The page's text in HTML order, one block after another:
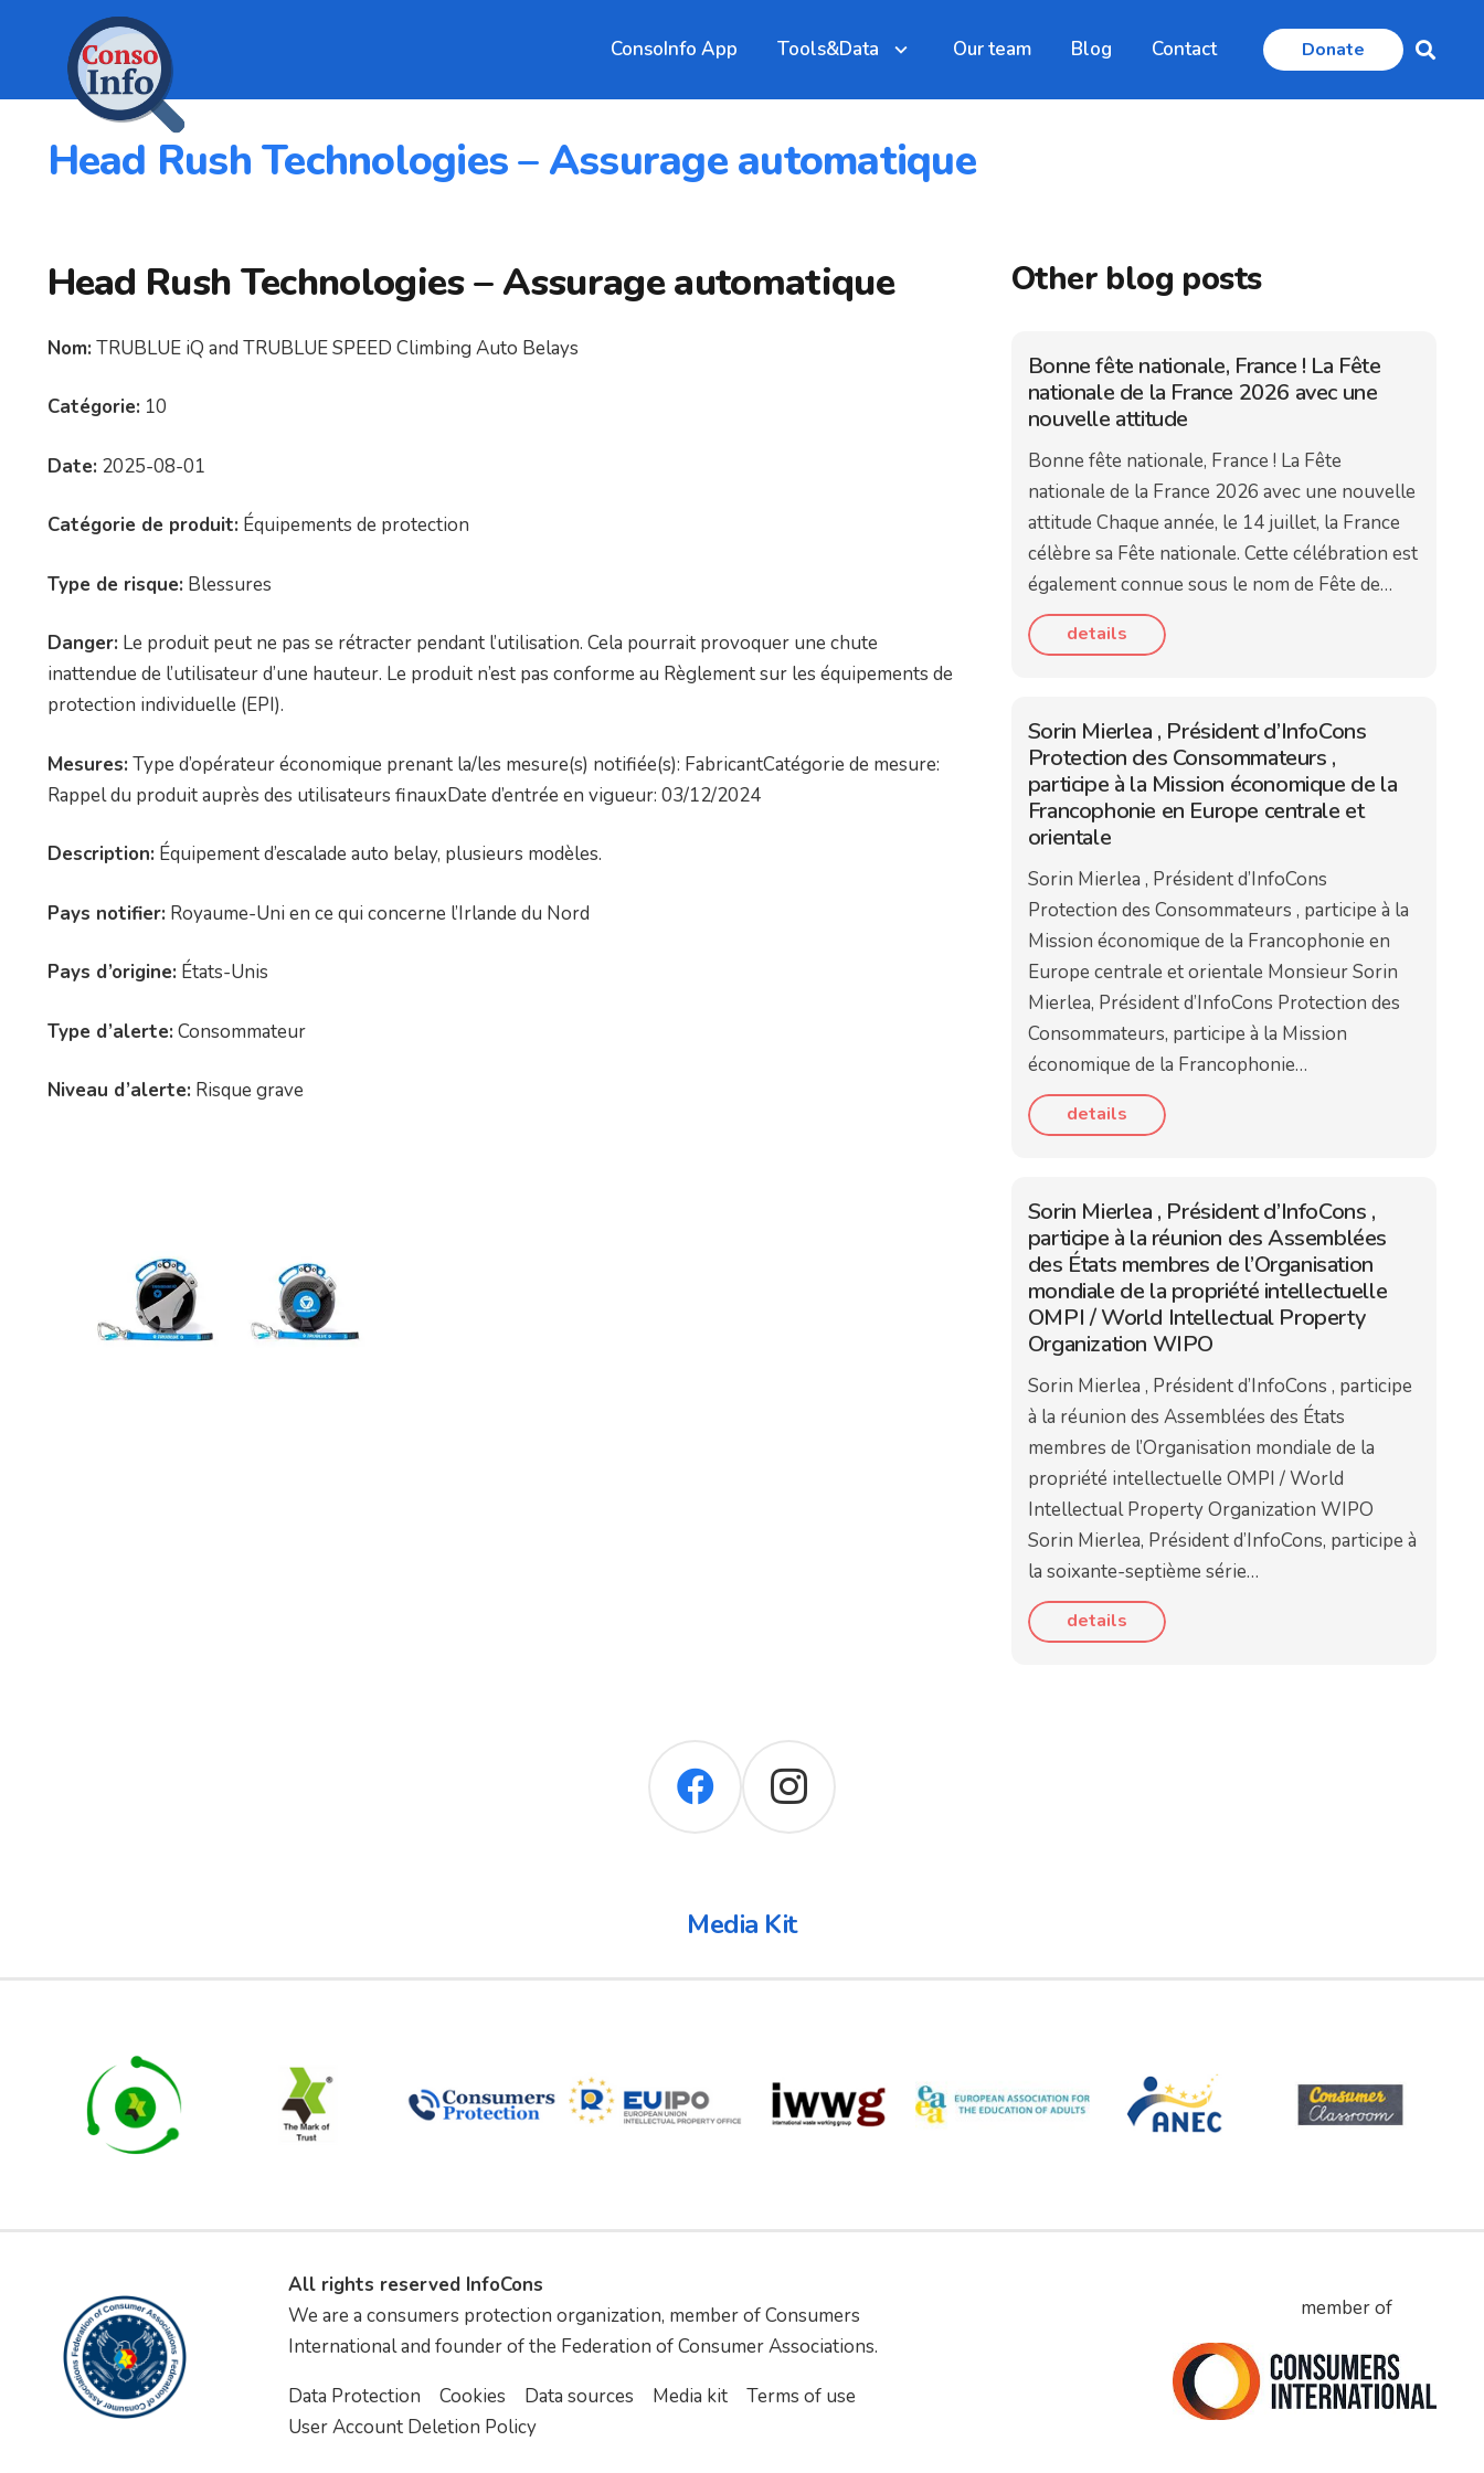
ConsoInfo App Tools&Data Our team Blog Contact Donate
Head Rush Technologies – Assurage automatique
Head Rush Technologies – Assurage automatique
Nom: TRUBLUE iQ and TRUBLUE SPEED Climbing Auto Belays
Catégorie: 10
Date: 2025-08-01
Catégorie de produit: Équipements de protection
Type de risque: Blessures
Danger: Le produit peut ne pas se rétracter pendant l’utilisation. Cela pourrait provoquer une chute
inattendue de l’utilisateur d’une hauteur. Le produit n’est pas conforme au Règlement sur les équipements de
protection individuelle (EPI).
Mesures: Type d’opérateur économique prenant la/les mesure(s) notifiée(s): FabricantCatégorie de mesure:
Rappel du produit auprès des utilisateurs finauxDate d’entrée en vigueur: 03/12/2024
Description: Équipement d’escalade auto belay, plusieurs modèles.
Pays notifier: Royaume-Uni en ce qui concerne l’Irlande du Nord
Pays d’origine: États-Unis
Type d’alerte: Consommateur
Niveau d’alerte: Risque grave
Other blog posts
Bonne fête nationale, France ! La Fête
nationale de la France 2026 avec une
nouvelle attitude
Bonne fête nationale, France ! La Fête
nationale de la France 2026 avec une nouvelle
attitude Chaque année, le 14 juillet, la France
célèbre sa Fête nationale. Cette célébration est
également connue sous le nom de Fête de…
details
Sorin Mierlea , Président d’InfoCons
Protection des Consommateurs ,
participe à la Mission économique de la
Francophonie en Europe centrale et
orientale
Sorin Mierlea , Président d’InfoCons
Protection des Consommateurs , participe à la
Mission économique de la Francophonie en
Europe centrale et orientale Monsieur Sorin
Mierlea, Président d’InfoCons Protection des
Consommateurs, participe à la Mission
économique de la Francophonie…
details
Sorin Mierlea , Président d’InfoCons ,
participe à la réunion des Assemblées
des États membres de l’Organisation
mondiale de la propriété intellectuelle
OMPI / World Intellectual Property
Organization WIPO
Sorin Mierlea , Président d’InfoCons , participe
à la réunion des Assemblées des États
membres de l’Organisation mondiale de la
propriété intellectuelle OMPI / World
Intellectual Property Organization WIPO
Sorin Mierlea, Président d’InfoCons, participe à
la soixante-septième série…
details
Media Kit
All rights reserved InfoCons
We are a consumers protection organization, member of Consumers
International and founder of the Federation of Consumer Associations.
Data Protection
Cookies Data sources Media kit
Terms of use
User Account Deletion Policy
member of